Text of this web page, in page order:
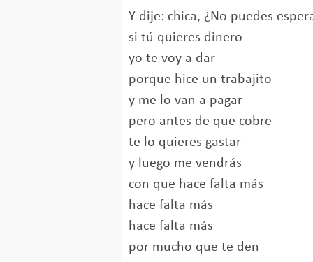
Y dije: chica, ¿No puedes
si tú quieres dinero
yo te voy a dar
porque hice un trabajito
y me lo van a pagar
pero antes de que cobre
te lo quieres gastar
y luego me vendrás
con que hace falta más
hace falta más
hace falta más
por mucho que te den